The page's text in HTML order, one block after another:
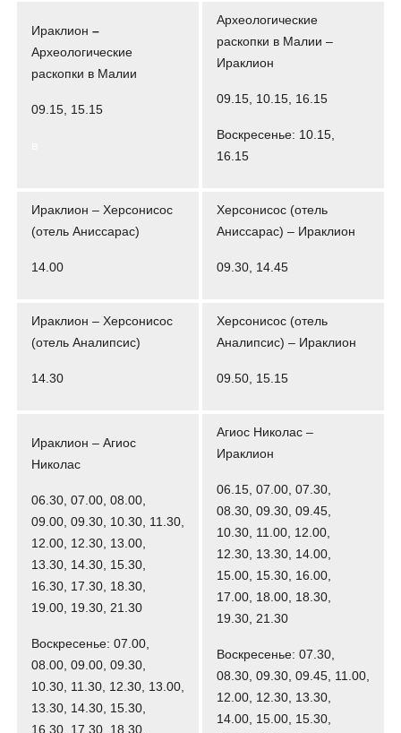
Ираклион –
Археологические
раскопки в Малии
09.15, 15.15
Археологические
раскопки в Малии –
Ираклион
09.15, 10.15, 16.15
Воскресенье: 10.15,
16.15
Ираклион – Херсонисос
(отель Аниссарас)
14.00
Херсонисос (отель
Аниссарас) – Ираклион
09.30, 14.45
Ираклион – Херсонисос
(отель Аналипсис)
14.30
Херсонисос (отель
Аналипсис) – Ираклион
09.50, 15.15
Ираклион – Агиос
Николас
06.30, 07.00, 08.00,
09.00, 09.30, 10.30, 11.30,
12.00, 12.30, 13.00,
13.30, 14.30, 15.30,
16.30, 17.30, 18.30,
19.00, 19.30, 21.30
Воскресенье: 07.00,
08.00, 09.00, 09.30,
10.30, 11.30, 12.30, 13.00,
13.30, 14.30, 15.30,
16.30, 17.30, 18.30,
Агиос Николас –
Ираклион
06.15, 07.00, 07.30,
08.30, 09.30, 09.45,
10.30, 11.00, 12.00,
12.30, 13.30, 14.00,
15.00, 15.30, 16.00,
17.00, 18.00, 18.30,
19.30, 21.30
Воскресенье: 07.30,
08.30, 09.30, 09.45, 11.00,
12.00, 12.30, 13.30,
14.00, 15.00, 15.30,